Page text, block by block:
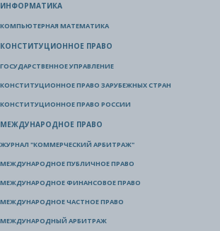
ИНФОРМАТИКА
КОМПЬЮТЕРНАЯ МАТЕМАТИКА
КОНСТИТУЦИОННОЕ ПРАВО
ГОСУДАРСТВЕННОЕ УПРАВЛЕНИЕ
КОНСТИТУЦИОННОЕ ПРАВО ЗАРУБЕЖНЫХ СТРАН
КОНСТИТУЦИОННОЕ ПРАВО РОССИИ
МЕЖДУНАРОДНОЕ ПРАВО
ЖУРНАЛ "КОММЕРЧЕСКИЙ АРБИТРАЖ"
МЕЖДУНАРОДНОЕ ПУБЛИЧНОЕ ПРАВО
МЕЖДУНАРОДНОЕ ФИНАНСОВОЕ ПРАВО
МЕЖДУНАРОДНОЕ ЧАСТНОЕ ПРАВО
МЕЖДУНАРОДНЫЙ АРБИТРАЖ